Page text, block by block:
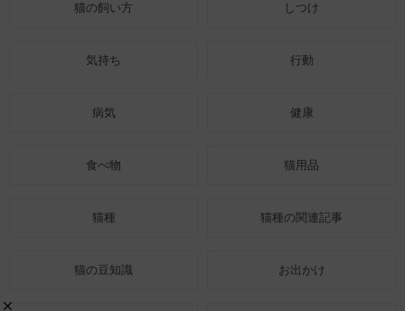
猫の飼い方 しつけ
気持ち 行動
病気 健康
食べ物 猫用品
猫種 猫種の関連記事
猫の豆知識 お出かけ